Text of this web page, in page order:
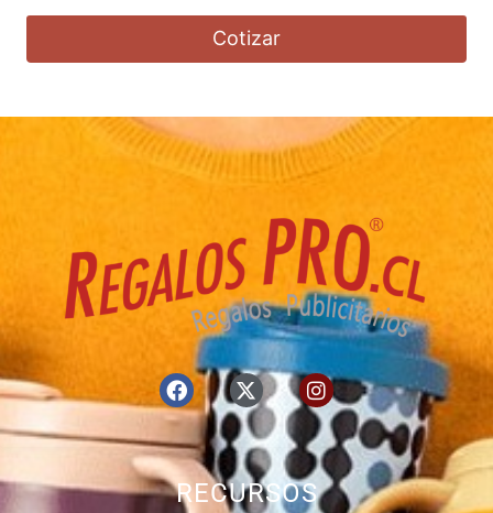
Cotizar
RECURSOS